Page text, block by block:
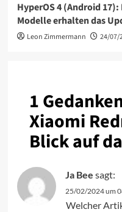
HyperOS 4 (Android 17):
Modelle erhalten das
Leon Zimmermann 24/07/
1
Xiaomi
Blick auf
Ja Bee sagt:
25/02/2024 um
Welcher